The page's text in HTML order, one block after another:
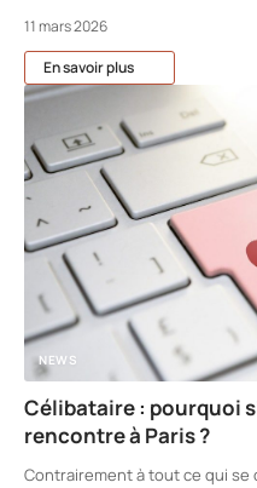
11 mars 2026
En savoir plus
NEWS
Célibataire : pourquoi
rencontre à Paris ?
Contrairement à tout ce qui se